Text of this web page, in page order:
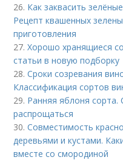
26. Как заквасить
Рецепт квашенных
приготовления
27.Хорошо хранящиеся
статьи в новую подборку
28.Сроки созревания
Классификация сортов
29. Ранняя яблоня
распрощаться
30.Совместимость
деревьями и кустами.
вместе со смородиной